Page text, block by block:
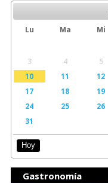
Lu Ma Mi
3
4 5
10
11 12
17
18 19
24
25 26
31
Hoy
Gastronomía